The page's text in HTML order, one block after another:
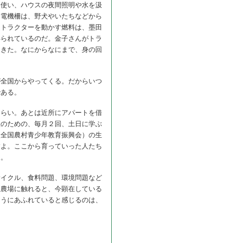
い、ハウスの夜間照明や水を汲
機柵は、野犬やいたちなどから
ラクターを動かす燃料は、墨田
れているのだ。金子さんがトラ
た。なにからなにまで、身の回
国からやってくる。だからいつ
る。
い。あとは近所にアパートを借
ための、毎月２回、土日に学ぶ
国農村青少年教育振興会）の生
。ここから育っていった人たち
クル、食料問題、環境問題など
場に触れると、今顕在している
にあふれていると感じるのは、